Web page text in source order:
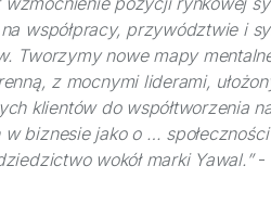
współpracy, przywództwie i
Tworzymy nowe mapy
z mocnymi liderami,
klientów do współtworzenia
biznesie jako o …
wokół marki Yawal.”-